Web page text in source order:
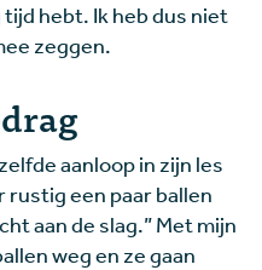
hebt. Ik heb dus niet
zeggen.
aanloop in zijn les
rustig een paar ballen
aan de slag.” Met mijn
weg en ze gaan